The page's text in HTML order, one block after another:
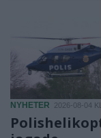
NYHETER 2026-08-04